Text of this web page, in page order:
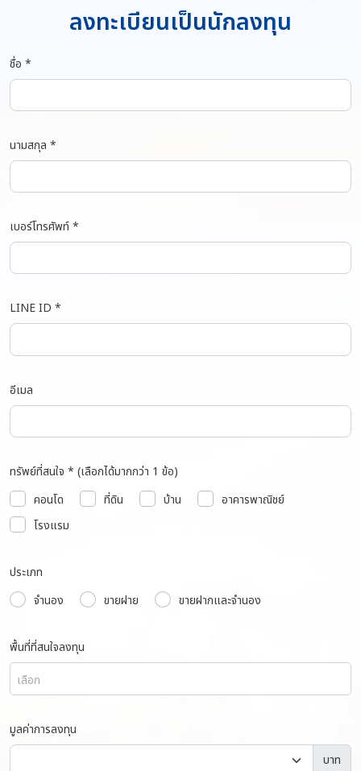
ลงทะเบียนเป็นนักลงทุน
ชื่อ *
นามสกุล *
เบอร์โทรศัพท์ *
LINE ID *
อีเมล
ทรัพย์ที่สนใจ * (เลือกได้มากกว่า 1 ข้อ)
คอนโด
ที่ดิน บ้าน
อาคารพาณิชย์
โรงแรม
ประเภท
จำนอง
ขายฝาย ขายฝากและจำนอง
พื้นที่ที่สนใจลงทุน
เลือก
มูลค่าการลงทุน
บาท